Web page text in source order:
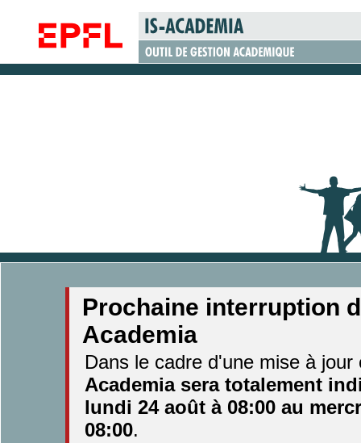
Prochaine interruption
Academia
Dans le cadre d'une mise à
Academia sera totalement
lundi 24 août à 08:00 au
08:00.